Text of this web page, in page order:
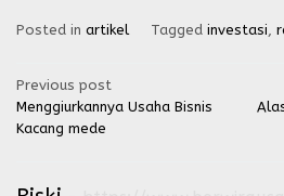
Posted in artikel Tagged investasi,
Post
navigation
Previous post
Menggiurkannya Usaha Bisnis
Kacang mede